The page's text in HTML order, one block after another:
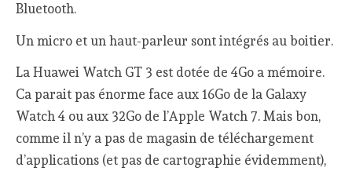
Bluetooth.
Un micro et un haut-parleur sont intégrés au boitier.
La Huawei Watch GT 3 est dotée de 4Go a mémoire.
Ca parait pas énorme face aux 16Go de la Galaxy
Watch 4 ou aux 32Go de l’Apple Watch 7. Mais bon,
comme il n’y a pas de magasin de téléchargement
d’applications (et pas de cartographie évidemment),